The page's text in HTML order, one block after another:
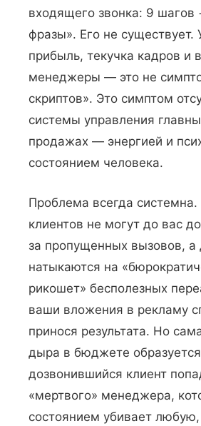
входящего звонка: 9 шагов
фразы». Его не существует.
прибыль, текучка кадров и
менеджеры — это не
скриптов». Это симптом
системы управления
продажах — энергией и
состоянием человека.
Проблема всегда системна.
клиентов не могут до вас
за пропущенных вызовов, а
натыкаются на
рикошет» бесполезных
ваши вложения в рекламу
принося результата. Но
дыра в бюджете образуется
дозвонившийся клиент
«мертвого» менеджера,
состоянием убивает